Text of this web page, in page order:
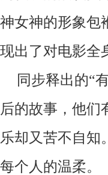
神女神的形象包
现出了对电影全
同步释出的“
后的故事，他们
乐却又苦不自知。
每个人的温柔。